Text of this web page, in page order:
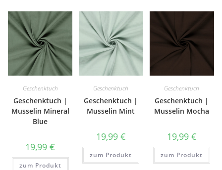
Geschenktuch
Geschenktuch |
Musselin Mineral
Blue
19,99€
zum Produkt
Geschenktuch
Geschenktuch |
Musselin Mint
19,99 €
zum Produkt
Geschenktuch
Geschenktuch |
Musselin Mocha
19,99 €
zum Produkt